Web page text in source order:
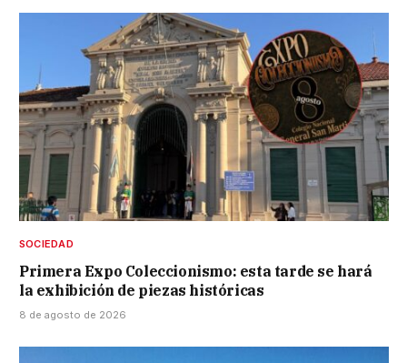
SOCIEDAD
Primera Expo Coleccionismo: esta tarde se hará
la exhibición de piezas históricas
8 de agosto de 2026